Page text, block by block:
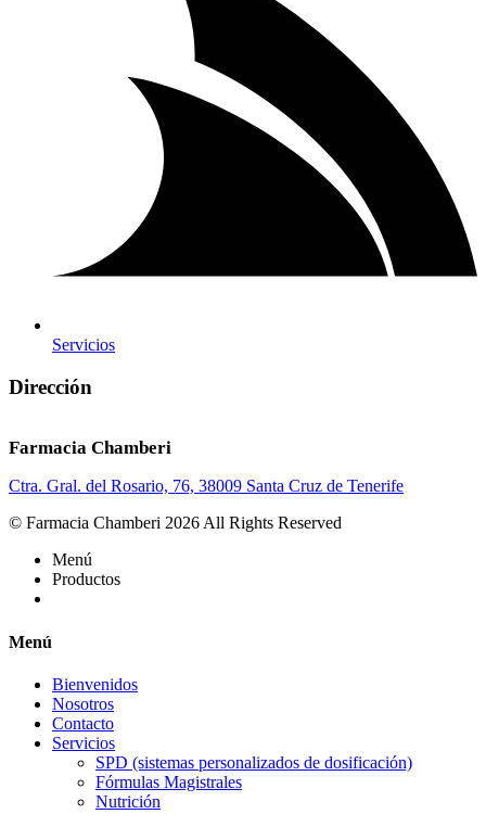
Servicios
Dirección
Farmacia Chamberi
Ctra. Gral. del Rosario, 76, 38009 Santa Cruz de Tenerife
© Farmacia Chamberi 2026 All Rights Reserved
Menú
Productos
Menú
Bienvenidos
Nosotros
Contacto
Servicios
SPD (sistemas personalizados de dosificación)
Fórmulas Magistrales
Nutrición